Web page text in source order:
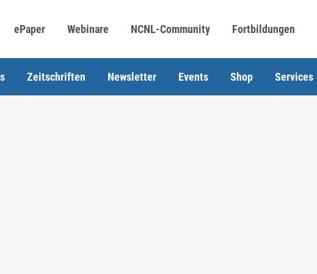
ePaper Webinare NCNL-Community Fortbildungen
Zeitschriften Newsletter Events Shop Services